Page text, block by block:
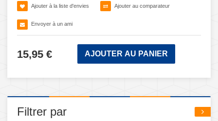
Ajouter à la liste d'envies Ajouter au comparateur
Envoyer à un ami
15,95 € AJOUTER AU PANIER
Filtrer par